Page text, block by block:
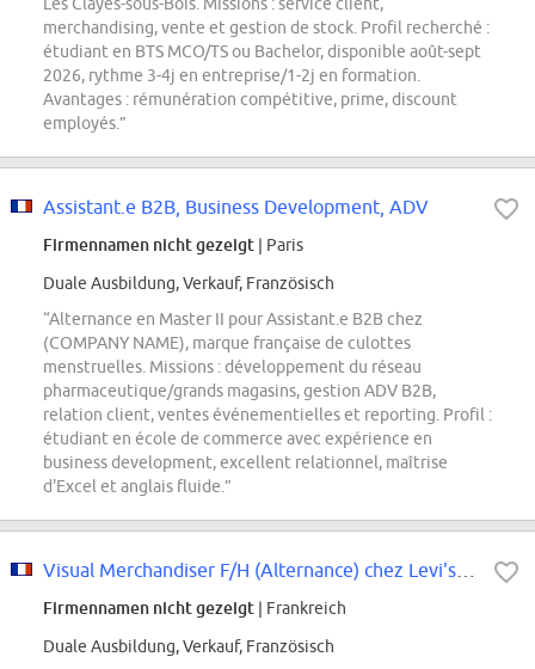
merchandising, vente et gestion de stock. Profil recherché :
étudiant en BTS MCO/TS ou Bachelor, disponible août-sept
2026, rythme 3-4j en entreprise/1-2j en formation.
Avantages : rémunération compétitive, prime, discount
employés.”
Assistant.e B2B, Business Development, ADV
Firmennamen nicht gezeigt | Paris
Duale Ausbildung, Verkauf, Französisch
“Alternance en Master II pour Assistant.e B2B chez
(COMPANY NAME), marque française de culottes
menstruelles. Missions : développement du réseau
pharmaceutique/grands magasins, gestion ADV B2B,
relation client, ventes événementielles et reporting. Profil :
étudiant en école de commerce avec expérience en
business development, excellent relationnel, maîtrise
d'Excel et anglais fluide.”
Firmennamen nicht gezeigt | Frankreich
Duale Ausbildung, Verkauf, Französisch